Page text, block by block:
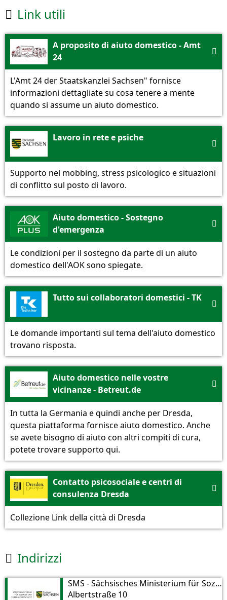
 Link utili
A proposito di aiuto domestico - Amt
24

L'Amt 24 der Staatskanzlei Sachsen" fornisce
informazioni dettagliate su cosa tenere a mente
quando si assume un aiuto domestico.
Lavoro in rete e psiche

Supporto nel mobbing, stress psicologico e situazioni
di conflitto sul posto di lavoro.
Aiuto domestico - Sostegno
d'emergenza

Le condizioni per il sostegno da parte di un aiuto
domestico dell'AOK sono spiegate.
Tutto sui collaboratori domestici - TK

Le domande importanti sul tema dell'aiuto domestico
trovano risposta.
Aiuto domestico nelle vostre
vicinanze - Betreut.de

In tutta la Germania e quindi anche per Dresda,
questa piattaforma fornisce aiuto domestico. Anche
se avete bisogno di aiuto con altri compiti di cura,
potete trovare supporto qui.
Contatto psicosociale e centri di
consulenza Dresda

Collezione Link della città di Dresda
 Indirizzi
SMS - Sächsisches Ministerium für Soziales und Verbraucherschutz
Albertstraße 10